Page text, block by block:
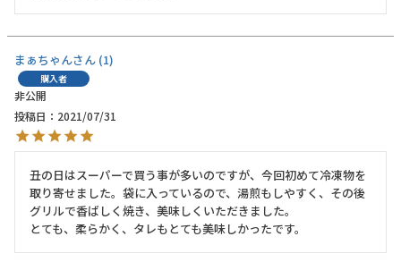
まぁちゃん 1
購入者
非公開
投稿日
2021/07/31
丑の日はスーパーで買う事が多いのですが、今回初めて冷凍物を
取り寄せました。袋に入っているので、湯煎もしやすく、その後
グリルで香ばしく焼き、美味しくいただきました。
とても、柔らかく、タレもとても美味しかったです。